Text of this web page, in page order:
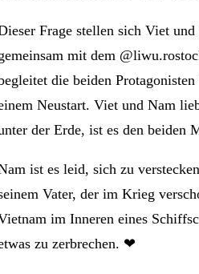
Frage stellen sich Viet
mit dem
die beiden
Neustart. Viet und Nam
der Erde, ist es den beiden
ist es leid, sich zu
Vater, der im Krieg
im Inneren eines
zu zerbrechen. ❤